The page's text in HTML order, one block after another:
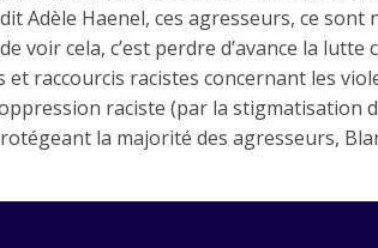
Adèle Haenel, ces agresseurs, ce sont
voir cela, c’est perdre d’avance la lutte
raccourcis racistes concernant les
raciste (par la stigmatisation
la majorité des agresseurs,